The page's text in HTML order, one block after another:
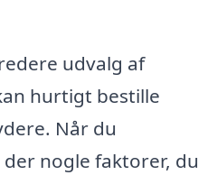
udvalg af
hurtigt bestille
Når du
nogle faktorer, du